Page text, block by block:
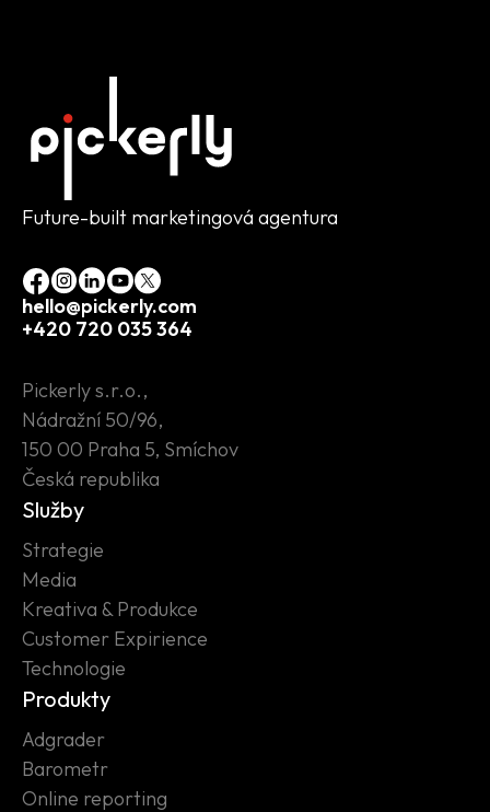
Future-built marketingová agentura
hello@pickerly.com
+420 720 035 364
Pickerly s.r.o.,
Nádražní 50/96,
150 00 Praha 5, Smíchov
Česká republika
Služby
Strategie
Media
Kreativa & Produkce
Customer Expirience
Technologie
Produkty
Adgrader
Barometr
Online reporting